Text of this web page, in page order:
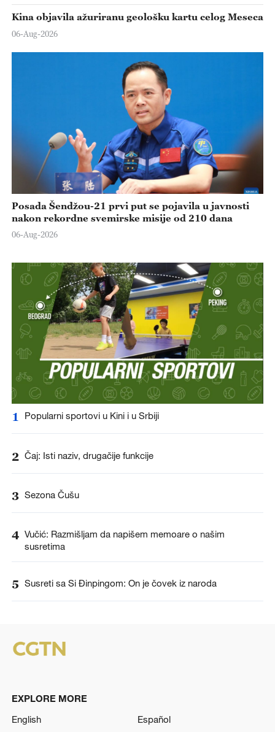
Kina objavila ažuriranu geološku kartu celog Meseca
06-Aug-2026
Posada Šendžou-21 prvi put se pojavila u javnosti
nakon rekordne svemirske misije od 210 dana
06-Aug-2026
1 Popularni sportovi u Kini i u Srbiji
2 Čaj: Isti naziv, drugačije funkcije
3 Sezona Čušu
4 Vučić: Razmišljam da napišem memoare o našim
susretima
5 Susreti sa Si Đinpingom: On je čovek iz naroda
EXPLORE MORE
English
Español